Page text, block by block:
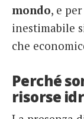
mondo, e
inestimabile
che
Perché
risorse